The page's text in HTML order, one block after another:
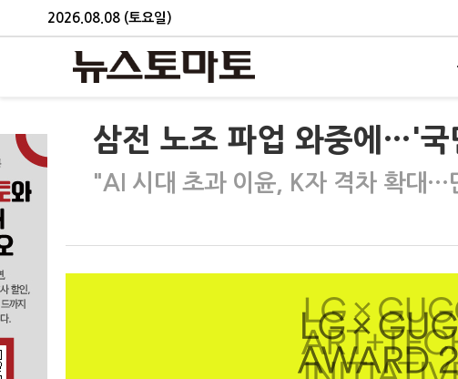
2026.08.08 (토요일)
삼전 노조 파업 와중에…'국
"AI 시대 초과 이윤, K자 격차 확대…